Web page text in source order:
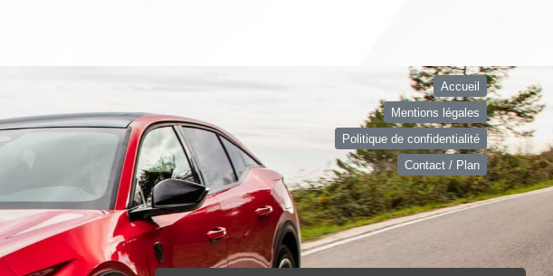
Accueil
Mentions légales
Politique de confidentialité
Contact / Plan